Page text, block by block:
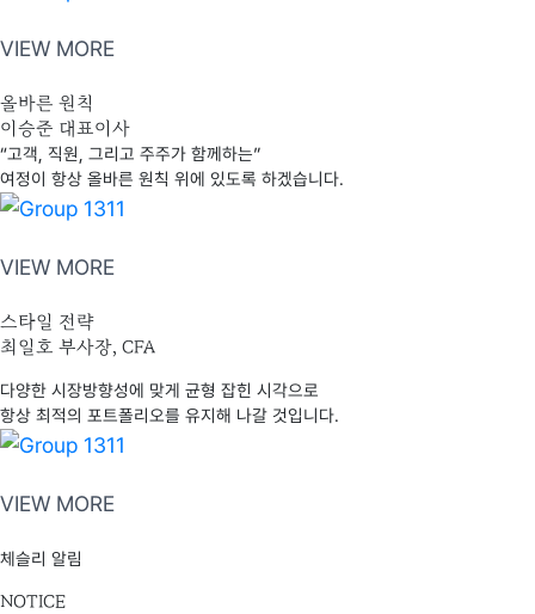
VIEW MORE
올바른 원칙
이승준 대표이사
“고객, 직원, 그리고 주주가 함께하는”
여정이 항상 올바른 원칙 위에 있도록 하겠습니다.
VIEW MORE
스타일 전략
최일호 부사장, CFA
다양한 시장방향성에 맞게 균형 잡힌 시각으로
항상 최적의 포트폴리오를 유지해 나갈 것입니다.
VIEW MORE
체슬리 알림
NOTICE